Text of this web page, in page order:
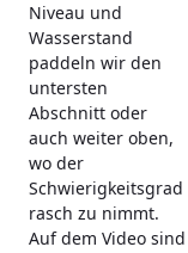
Niveau und
Wasserstand
paddeln wir den
untersten
Abschnitt oder
auch weiter oben,
wo der
Schwierigkeitsgrad
rasch zu nimmt.
Auf dem Video sind